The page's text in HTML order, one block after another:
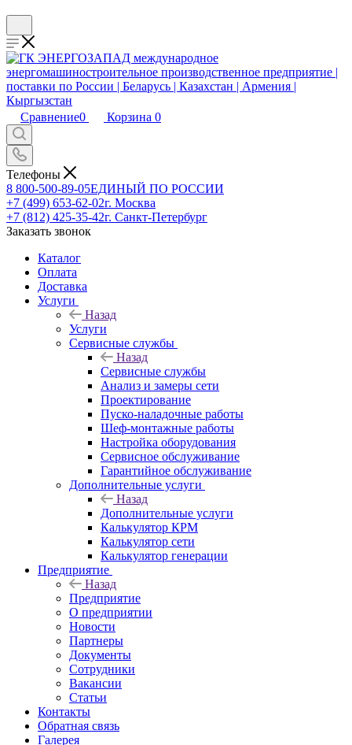
Сравнение0 Корзина 0
Телефоны
8 800-500-89-05ЕДИНЫЙ ПО РОССИИ
+7 (499) 653-62-02г. Москва
+7 (812) 425-35-42г. Санкт-Петербург
Заказать звонок
Каталог
Оплата
Доставка
Услуги
Назад
Услуги
Сервисные службы
Назад
Сервисные службы
Анализ и замеры сети
Проектирование
Пуско-наладочные работы
Шеф-монтажные работы
Настройка оборудования
Сервисное обслуживание
Гарантийное обслуживание
Дополнительные услуги
Назад
Дополнительные услуги
Калькулятор КРМ
Калькулятор сети
Калькулятор генерации
Предприятие
Назад
Предприятие
О предприятии
Новости
Партнеры
Документы
Сотрудники
Вакансии
Статьи
Контакты
Обратная связь
Галерея